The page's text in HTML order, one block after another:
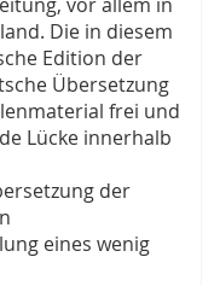
Die in diesem
Edition der
Übersetzung
frei und
Lücke innerhalb
der
eines wenig